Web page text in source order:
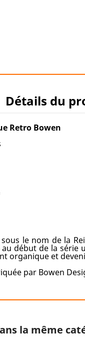
Détails du
Retro Bowen
le nom de la
début de la
organique et
par Bowen
la même